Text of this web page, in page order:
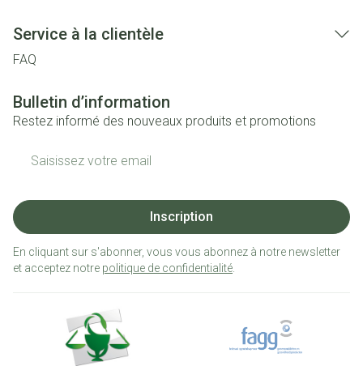
Service à la clientèle
FAQ
Bulletin d’information
Restez informé des nouveaux produits et promotions
Inscription
En cliquant sur s'abonner, vous vous abonnez à notre newsletter
et acceptez notre politique de confidentialité